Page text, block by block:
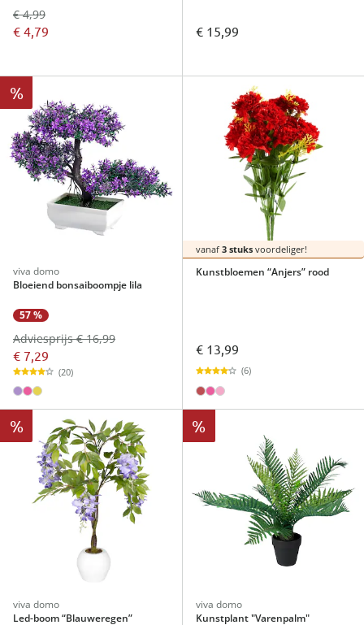
€ 4,99
€ 4,79 € 15,99
%
viva domo
Bloeiend bonsaiboompje lila
57 %
€ 7,29
Adviesprijs € 16,99
(20)
vanaf 3 stuksvoordeliger!
Kunstbloemen “Anjers” rood
€ 13,99
(6)
%
viva domo
Led-boom “Blauweregen”
%
viva domo
Kunstplant "Varenpalm"